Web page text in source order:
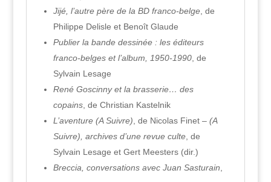
Jijé, l’autre père de la BD franco-belge, de
Philippe Delisle et Benoît Glaude
Publier la bande dessinée : les éditeurs
franco-belges et l’album, 1950-1990, de
Sylvain Lesage
René Goscinny et la brasserie… des
copains, de Christian Kastelnik
L’aventure (A Suivre) , de Nicolas Finet – (A
Suivre), archives d’une revue culte, de
Sylvain Lesage et Gert Meesters (dir.)
Breccia, conversations avec Juan Sasturain